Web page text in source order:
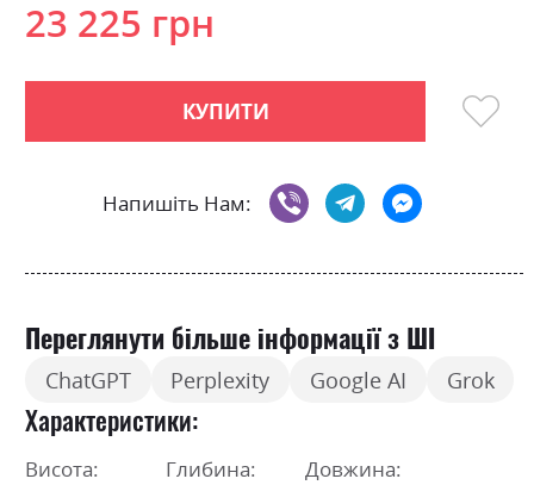
23 225 грн
КУПИТИ
Напишіть Нам:
Переглянути більше інформації з ШІ
ChatGPT Perplexity Google AI Grok
Характеристики
Висота: Глибина: Довжина: